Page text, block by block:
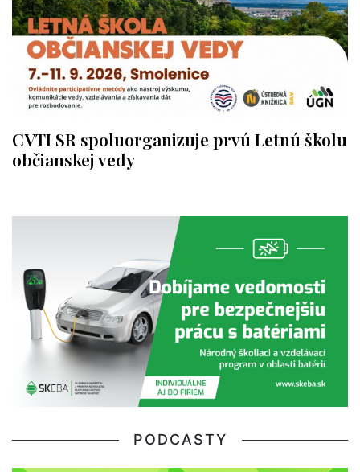
CVTI SR spoluorganizuje prvú Letnú školu
občianskej vedy
PODCASTY